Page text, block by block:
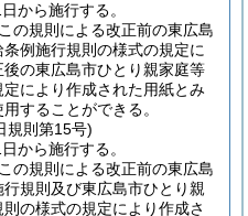
から施行する。
の規則による改正前の東広島
例施行規則の様式の規定に
の東広島市ひとり親家庭等
により作成された用紙とみ
することができる。
規則第15号)
から施行する。
の規則による改正前の東広島
規則及び東広島市ひとり親
の様式の規定により作成さ